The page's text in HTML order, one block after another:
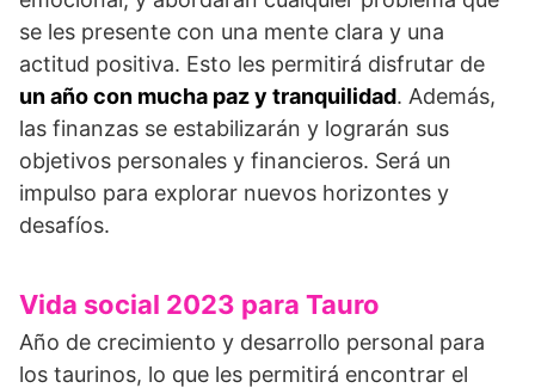
se les presente con una mente clara y una
actitud positiva. Esto les permitirá disfrutar de
un año con mucha paz y tranquilidad. Además,
las finanzas se estabilizarán y lograrán sus
objetivos personales y financieros. Será un
impulso para explorar nuevos horizontes y
desafíos.
Vida social 2023 para Tauro
Año de crecimiento y desarrollo personal para
los taurinos, lo que les permitirá encontrar el